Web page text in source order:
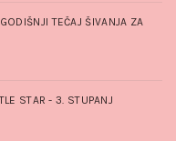
TEČAJ ŠIVANJA ZA
STAR - 3. STUPANJ